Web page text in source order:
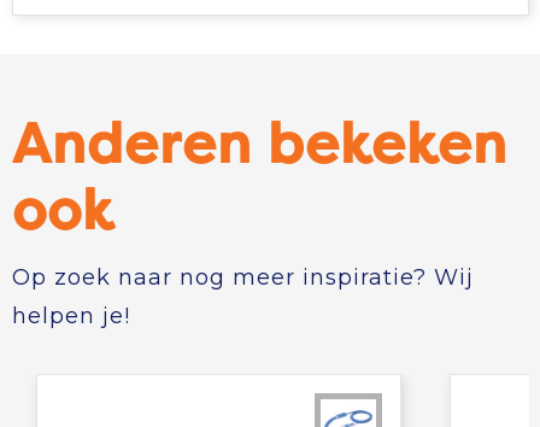
Anderen bekeken
ook
Op zoek naar nog meer inspiratie? Wij
helpen je!